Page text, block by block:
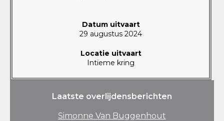
Datum uitvaart
29 augustus 2024
Locatie uitvaart
Intieme kring
Laatste overlijdensberichten
Simonne Van Buggenhout